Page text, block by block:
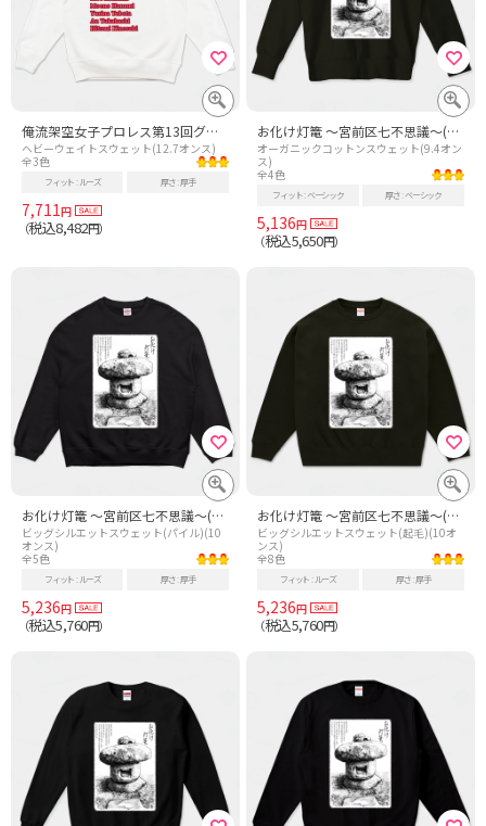
俺流架空女子プロレス第13回グランプリ・オブ・エイトT
ヘビーウェイトスウェット(12.7オンス)
全3色
フィット ルーズ 厚さ 厚手
7,711円
（税込8,482円）
お化け灯篭 ～宮前区七不思議～(白地Ver)
オーガニックコットンスウェット(9.4オン
ス)
全4色
フィット ベーシック 厚さ ベーシック
5,136円
（税込5,650円）
お化け灯篭 ～宮前区七不思議～(白地Ver)
ビッグシルエットスウェット(パイル)(10
オンス)
全5色
フィット ルーズ 厚さ 厚手
5,236円
（税込5,760円）
お化け灯篭 ～宮前区七不思議～(白地Ver)
ビッグシルエットスウェット(起毛)(10オ
ンス)
全8色
フィット ルーズ 厚さ 厚手
5,236円
（税込5,760円）